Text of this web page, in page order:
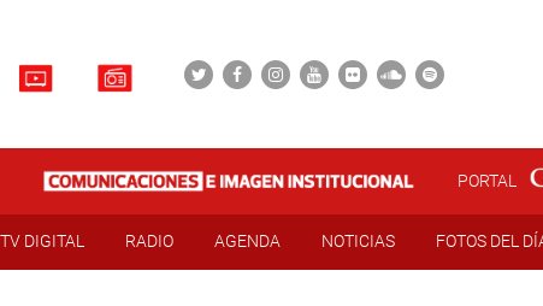
PORTAL
TV DIGITAL RADIO AGENDA NOTICIAS FOTOS DEL